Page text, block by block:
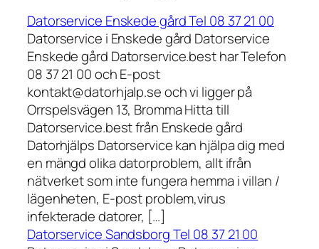
Datorservice Enskede gård Tel 08 37 21 00
Datorservice i Enskede gård Datorservice
Enskede gård Datorservice.best har Telefon
08 37 21 00 och E-post
kontakt@datorhjalp.se och vi ligger på
Orrspelsvägen 13, Bromma Hitta till
Datorservice.best från Enskede gård
Datorhjälps Datorservice kan hjälpa dig med
en mängd olika datorproblem, allt ifrån
nätverket som inte fungera hemma i villan /
lägenheten, E-post problem,virus
infekterade datorer, […]
Datorservice Sandsborg Tel 08 37 21 00